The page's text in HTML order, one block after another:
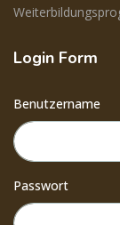
Login Form
Benutzername
Passwort